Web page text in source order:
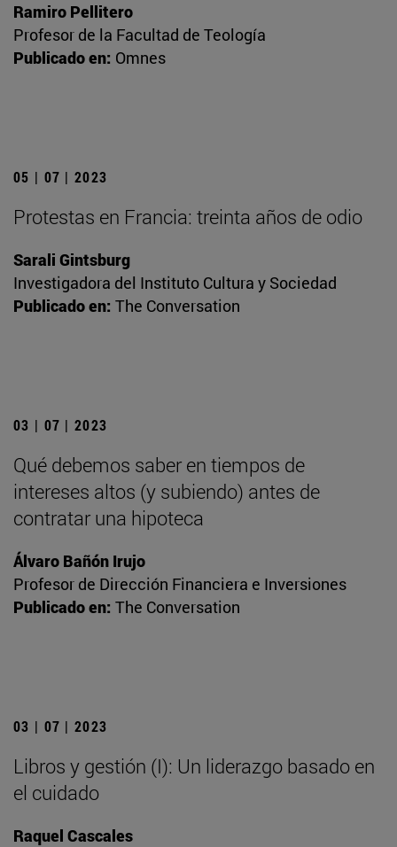
Ramiro Pellitero
Profesor de la Facultad de Teología
Publicado en: Omnes
05 | 07 | 2023
Protestas en Francia: treinta años de odio
Sarali Gintsburg
Investigadora del Instituto Cultura y Sociedad
Publicado en: The Conversation
03 | 07 | 2023
Qué debemos saber en tiempos de
intereses altos (y subiendo) antes de
contratar una hipoteca
Álvaro Bañón Irujo
Profesor de Dirección Financiera e Inversiones
Publicado en: The Conversation
03 | 07 | 2023
Libros y gestión (I): Un liderazgo basado en
el cuidado
Raquel Cascales